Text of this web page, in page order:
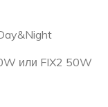
или FIX2 50W